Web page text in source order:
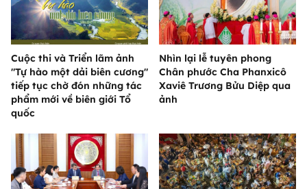
Cuộc thi và Triển lãm ảnh
"Tự hào một dải biên cương"
tiếp tục chờ đón những tác
phẩm mới về biên giới Tổ
quốc
Nhìn lại lễ tuyên phong
Chân phước Cha Phanxicô
Xaviê Trương Bửu Diệp qua
ảnh